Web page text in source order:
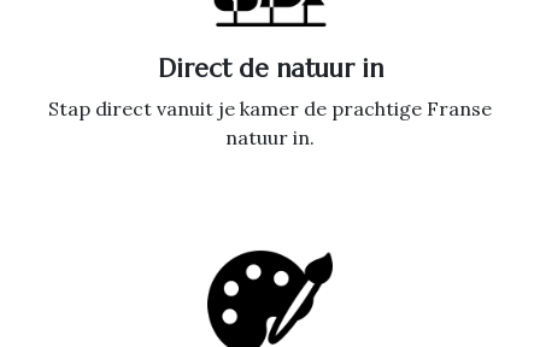
Direct de natuur in
Stap direct vanuit je kamer de prachtige Franse
natuur in.